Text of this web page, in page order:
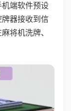
端软件预设
器接收到信
将机洗牌、